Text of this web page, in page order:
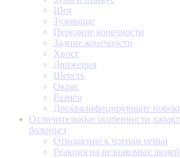
Шея
Туловище
Передние конечности
Задние конечности
Хвост
Движения
Шерсть
Окрас
Размер
Дисквалифицирующие
Отличительные особенности
болоньез
Отношение к членам семьи
Реакция на незнакомых людей